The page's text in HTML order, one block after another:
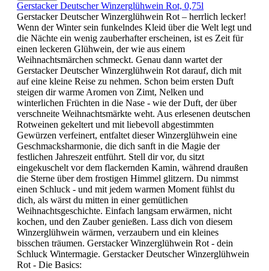
Gerstacker Deutscher Winzerglühwein Rot, 0,75l
Gerstacker Deutscher Winzerglühwein Rot – herrlich lecker!
Wenn der Winter sein funkelndes Kleid über die Welt legt und
die Nächte ein wenig zauberhafter erscheinen, ist es Zeit für
einen leckeren Glühwein, der wie aus einem
Weihnachtsmärchen schmeckt. Genau dann wartet der
Gerstacker Deutscher Winzerglühwein Rot darauf, dich mit
auf eine kleine Reise zu nehmen. Schon beim ersten Duft
steigen dir warme Aromen von Zimt, Nelken und
winterlichen Früchten in die Nase - wie der Duft, der über
verschneite Weihnachtsmärkte weht. Aus erlesenen deutschen
Rotweinen gekeltert und mit liebevoll abgestimmten
Gewürzen verfeinert, entfaltet dieser Winzerglühwein eine
Geschmacksharmonie, die dich sanft in die Magie der
festlichen Jahreszeit entführt. Stell dir vor, du sitzt
eingekuschelt vor dem flackernden Kamin, während draußen
die Sterne über dem frostigen Himmel glitzern. Du nimmst
einen Schluck - und mit jedem warmen Moment fühlst du
dich, als wärst du mitten in einer gemütlichen
Weihnachtsgeschichte. Einfach langsam erwärmen, nicht
kochen, und den Zauber genießen. Lass dich von diesem
Winzerglühwein wärmen, verzaubern und ein kleines
bisschen träumen. Gerstacker Winzerglühwein Rot - dein
Schluck Wintermagie. Gerstacker Deutscher Winzerglühwein
Rot - Die Basics: